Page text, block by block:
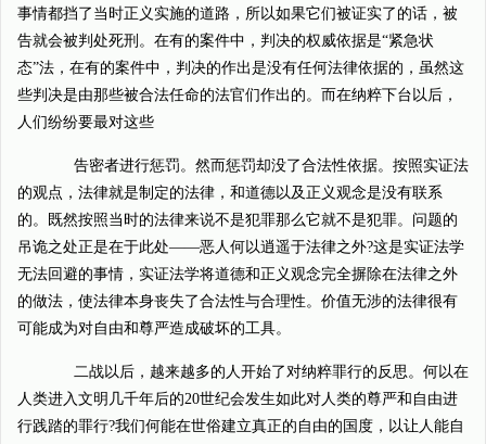
事情都挡了当时正义实施的道路，所以如果它们被证实了的话，被
告就会被判处死刑。在有的案件中，判决的权威依据是“紧急状
态”法，在有的案件中，判决的作出是没有任何法律依据的，虽然这
些判决是由那些被合法任命的法官们作出的。而在纳粹下台以后，
人们纷纷要最对这些
告密者进行惩罚。然而惩罚却没了合法性依据。按照实证法
的观点，法律就是制定的法律，和道德以及正义观念是没有联系
的。既然按照当时的法律来说不是犯罪那么它就不是犯罪。问题的
吊诡之处正是在于此处——恶人何以逍遥于法律之外?这是实证法学
无法回避的事情，实证法学将道德和正义观念完全摒除在法律之外
的做法，使法律本身丧失了合法性与合理性。价值无涉的法律很有
可能成为对自由和尊严造成破坏的工具。
二战以后，越来越多的人开始了对纳粹罪行的反思。何以在
人类进入文明几千年后的20世纪会发生如此对人类的尊严和自由进
行践踏的罪行?我们何能在世俗建立真正的自由的国度，以让人能自